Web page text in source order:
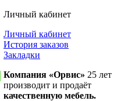
Личный кабинет
Личный кабинет
История заказов
Закладки
Компания «Орвис» 25 лет
производит и продаёт
качественную мебель.